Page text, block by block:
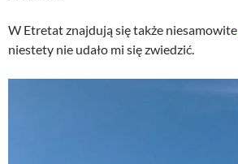
W Etretat znajdują się także niesamowite
niestety nie udało mi się zwiedzić.